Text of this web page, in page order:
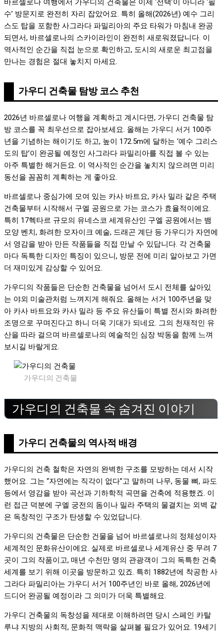
바르셀로나 여행에서 가우디의 건축물은 이제 ‘선택’이 아니라 ‘필
수’ 방문지로 완전히 자리 잡았어요. 특히 올해(2026년) 예수 그리
스도 탑을 포함한 사그라다 파밀리아의 주요 타워가 마침내 완공
되면서, 바르셀로나의 스카이라인이 완전히 새로워졌답니다. 이
역사적인 순간을 직접 눈으로 확인하고, 도시의 새로운 최고점을
만나는 경험은 절대 놓치지 마세요.
가우디 건축물 탐방 코스 추천
2026년 바르셀로나 여행을 계획하고 계시다면, 가우디 건축물 탐
방 코스를 꼭 최우선으로 잡아보세요. 올해는 가우디 서거 100주
년을 기념하는 해이기도 하고, 높이 172.5m에 달하는 ‘예수 그리스
도의 탑’이 완공될 예정인 사그라다 파밀리아를 직접 볼 수 있는
아주 특별한 해거든요. 이 역사적인 순간을 놓치지 않으려면 미리
동선을 꼼꼼히 계획하는 게 좋아요.
바르셀로나 중심가에 모여 있는 카사 바트요, 카사 밀라 같은 주택
건축물부터 시작해서 구엘 공원으로 가는 코스가 효율적이에요.
특히 17헥타르 규모의 유네스코 세계유산인 구엘 공원에서는 뱀
모양 벤치, 화려한 모자이크 예술, 드래곤 계단 등 가우디가 자연에
서 영감을 받아 만든 작품들을 직접 만날 수 있답니다. 각 건축물
마다 독특한 디자인 특징이 있으니, 방문 전에 미리 알아보고 가면
더 재미있게 감상할 수 있어요.
가우디의 작품들은 단순한 건축물을 넘어서 도시 전체를 살아있
는 야외 미술관처럼 느껴지게 해줘요. 올해는 서거 100주년을 맞
아 카사 바트요와 카사 밀라 등 주요 유산들이 특별 전시와 화려한
조명으로 꾸며진다고 하니 더욱 기대가 되네요. 그의 천재적인 유
산을 따라 걸으며 바르셀로나의 예술적인 심장 박동을 함께 느껴
보시길 바랄게요.
가우디의 건축물
가우디의 건축물 속 숨겨진 이야기
가우디 건축물의 역사적 배경
가우디의 건축 철학은 자연의 완벽한 구조를 모방하는 데서 시작
했어요. 그는 “자연에는 직각이 없다”고 말하며 나무, 동물 뼈, 파도
등에서 영감을 받아 곡선과 기하학적 곡면을 건축에 적용했죠. 이
런 접근 덕분에 구엘 궁전의 돔이나 밀라 주택의 물결치는 외벽 같
은 독창적인 구조가 탄생할 수 있었답니다.
가우디의 건축물은 단순한 건물을 넘어 바르셀로나의 정체성이자
세계적인 문화유산이에요. 실제로 바르셀로나 세계유산 중 무려 7
곳이 그의 작품이고, 매년 수천만 명의 관광객이 그의 독특한 건축
세계를 보기 위해 이곳을 방문하고 있죠. 특히 1882년에 착공한 사
그라다 파밀리아는 가우디 서거 100주년인 바로 올해, 2026년에
드디어 완공될 예정이라 그 의미가 더욱 특별해요.
가우디 건축물의 독창성을 제대로 이해하려면 당시 스페인 카탈
루냐 지방의 사회적, 문화적 맥락을 살펴볼 필요가 있어요. 19세기